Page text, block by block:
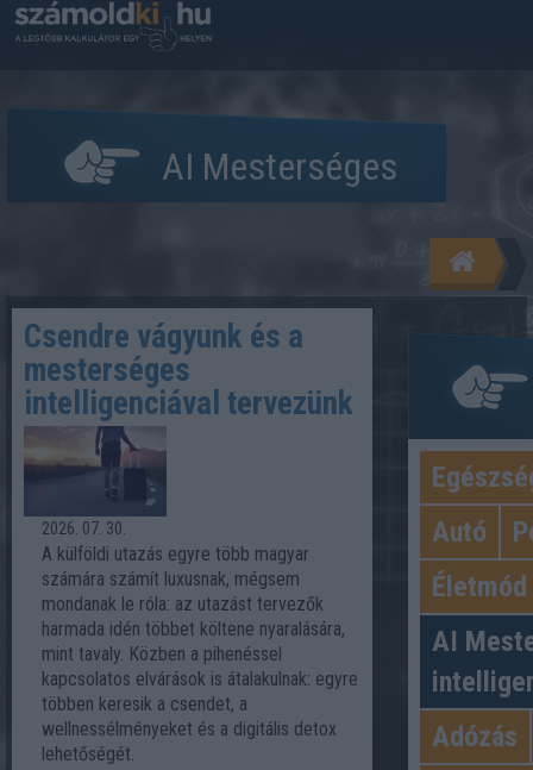
AI Mesterséges
Csendre vágyunk és a
mesterséges
intelligenciával tervezünk
2026. 07. 30.
A külföldi utazás egyre több magyar
számára számít luxusnak, mégsem
mondanak le róla: az utazást tervezők
harmada idén többet költene nyaralására,
mint tavaly. Közben a pihenéssel
kapcsolatos elvárások is átalakulnak: egyre
többen keresik a csendet, a
wellnessélményeket és a digitális detox
lehetőségét.
Autó
Életmód
AI
Adózás